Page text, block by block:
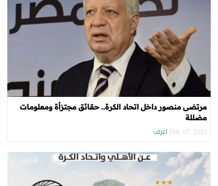
مرتضى منصور داخل اتحاد الكرة.. حقائق مجتزأة ومعلومات
مضللة
Feb. 07, 2023 اعرف